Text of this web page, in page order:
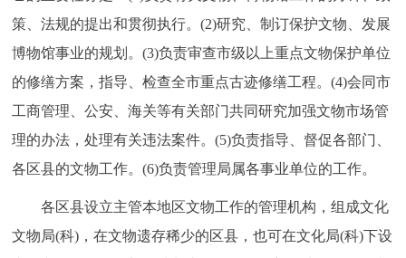
策、法规的提出和贯彻执行。(2)研究、制订保护文物、发展
博物馆事业的规划。(3)负责审查市级以上重点文物保护单位
的修缮方案，指导、检查全市重点古迹修缮工程。(4)会同市
工商管理、公安、海关等有关部门共同研究加强文物市场管
理的办法，处理有关违法案件。(5)负责指导、督促各部门、
各区县的文物工作。(6)负责管理局属各事业单位的工作。
各区县设立主管本地区文物工作的管理机构，组成文化
文物局(科)，在文物遗存稀少的区县，也可在文化局(科)下设